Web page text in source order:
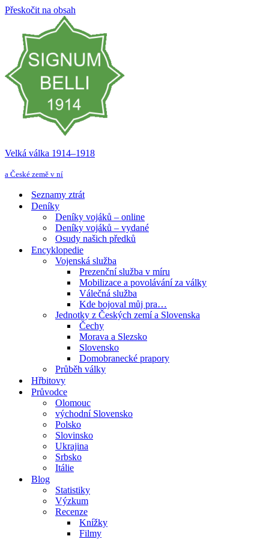
Přeskočit na obsah
Velká válka 1914–⁠⁠⁠⁠⁠⁠1918
a České země v ní
Seznamy ztrát
Deníky
Deníky vojáků – online
Deníky vojáků – vydané
Osudy našich předků
Encyklopedie
Vojenská služba
Prezenční služba v míru
Mobilizace a povolávání za války
Válečná služba
Kde bojoval můj pra…
Jednotky z Českých zemí a Slovenska
Čechy
Morava a Slezsko
Slovensko
Domobranecké prapory
Průběh války
Hřbitovy
Průvodce
Olomouc
východní Slovensko
Polsko
Slovinsko
Ukrajina
Srbsko
Itálie
Blog
Statistiky
Výzkum
Recenze
Knížky
Filmy